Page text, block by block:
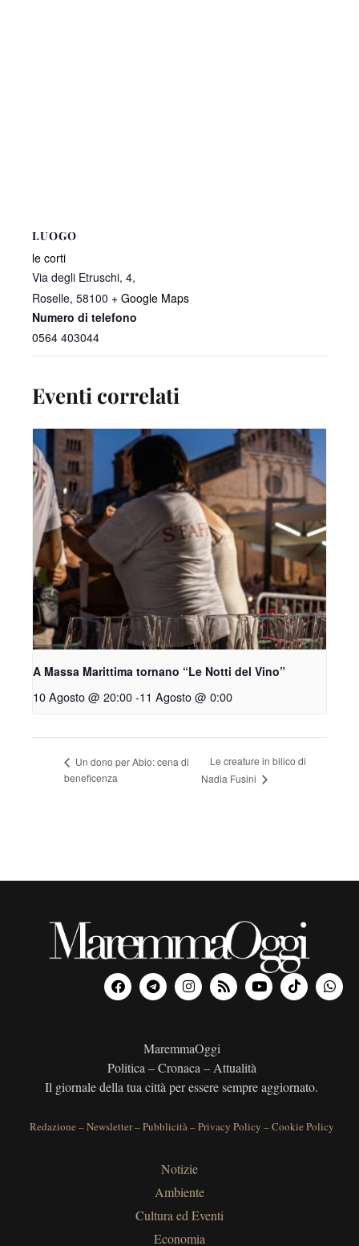
LUOGO
le corti
Via degli Etruschi, 4,
Roselle, 58100 + Google Maps
Numero di telefono
0564 403044
Eventi correlati
A Massa Marittima tornano “Le Notti del Vino”
10 Agosto @ 20:00-11 Agosto @ 0:00
Un dono per Abio: cena di
beneficenza
Le creature in bilico di
Nadia Fusini
MaremmaOggi
Politica – Cronaca – Attualità
Il giornale della tua città per essere sempre aggiornato.
Redazione –Newsletter–Pubblicità–Privacy Policy –Cookie Policy
Notizie
Ambiente
Cultura ed Eventi
Economia